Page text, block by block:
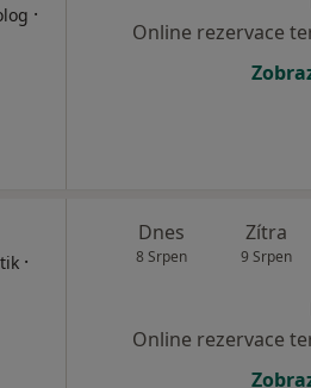
·
Online rezervace
·
Dnes
8 Srpen
Zítra
9 Srpen
Online rezervace